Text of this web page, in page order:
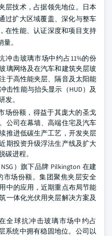
层技术，占据领先地位。日本
过扩大区域覆盖、深化与整车
在性能、认证深度和项目支持
。
冲击玻璃市场中约占11%的份
璃网络及在汽车和建筑夹层玻
于高性能夹层、隔音及太阳能
击性能与抬头显示（HUD）及
。
场份额，得益于其庞大的圣戈
公司在幕墙、高端住宅及汽车
推进低碳生产工艺，开发夹层
期投资升级浮法生产线及扩大
碳进程。
）旗下品牌 Pilkington 在建
市场份额。集团聚焦夹层安全
中的应用，近期重点布局节能
一体化光伏用夹层解决方案及
全球抗冲击玻璃市场中约占
系统中拥有稳固地位。公司以